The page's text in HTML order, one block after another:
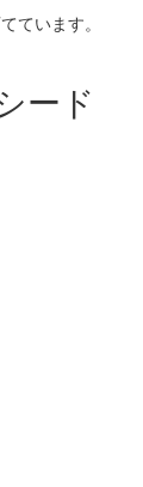
ています。
ード